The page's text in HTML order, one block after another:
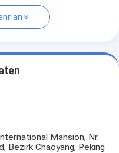
an
Mansion, Nr.
Bezirk Chaoyang, Peking